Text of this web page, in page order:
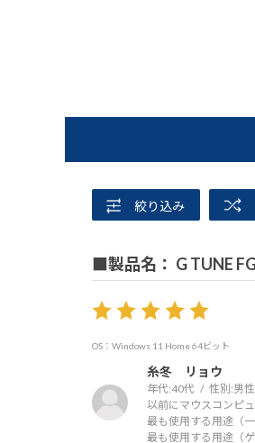
絞り込み
■製品名： G TUNE
OS：Windows 11 Home 64ビット
糸冬 リョウ
年代:40代 性別:男性
以前にマウスコンピ
最も使用する用途（
最も使用する用途（